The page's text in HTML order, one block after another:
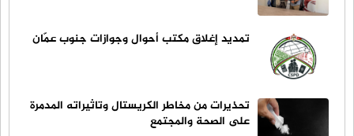
تمديد إغلاق مكتب أحوال وجوازات جنوب عمّان
تحذيرات من مخاطر الكريستال وتاثيراته المدمرة
على الصحة والمجتمع